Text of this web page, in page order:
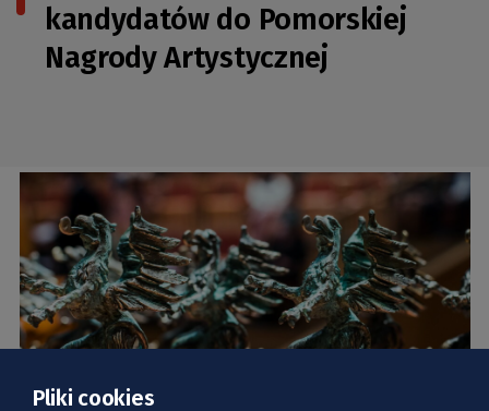
kandydatów do Pomorskiej
Nagrody Artystycznej
Pliki cookies